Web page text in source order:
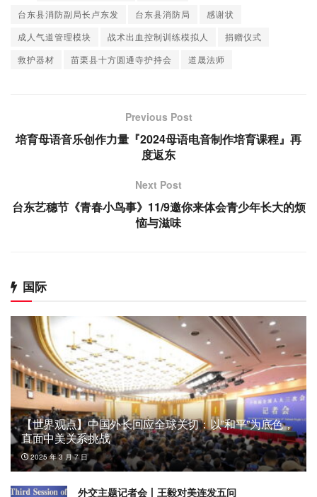
台东县消防副局长卢东发
台东县消防局
感谢状
成人气道管理模块
战术出血控制训练模拟人
捐赠仪式
救护器材
苗栗县十方圆通寺护持会 道晟法师
Previous Post
培育母语音乐创作力量『2024母语电音制作培育课程』再
度返东
Next Post
台东艺穗节《青春小鸟事》11/9邀你来体会青少年长大的烦
恼与滋味
国际
【世界观点】中国外长回应全球关切：以”和平”为底色，
直面中美关系挑战
2025 年 3 月 7 日
外交主题记者会丨王毅对美连发五问